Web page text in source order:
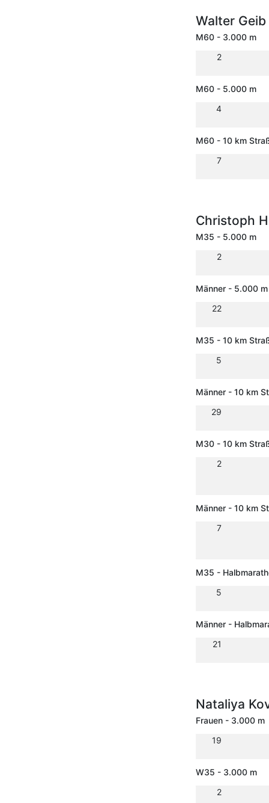
Walter Geib
M60 - 3.000 m
2
M60 - 5.000 m
4
M60 - 10 km
7
Christoph
M35 - 5.000 m
2
Männer - 5.000 m
22
M35 - 10 km
5
Männer - 10 km
29
M30 - 10 km
2
Männer - 10 km
7
M35 -
5
Männer -
21
Nataliya
Frauen - 3.000 m
19
W35 - 3.000 m
2